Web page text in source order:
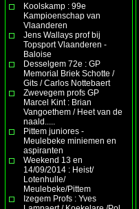
Koolskamp : 99e
Kampioenschap van
Vlaanderen
Jens Wallays prof bij
Topsport Vlaanderen -
Baloise
Desselgem 72e : GP
Memorial Briek Schotte /
Gits / Carlos Nottebaert
Zwevegem profs GP
Marcel Kint : Brian
Vangoethem / Heet van de
naald.....
Pittem juniores -
Meulebeke miniemen en
aspiranten
Weekend 13 en
14/09/2014 : Heist/
Lotenhulle/
Meulebeke/Pittem
Izegem Profs : Yves